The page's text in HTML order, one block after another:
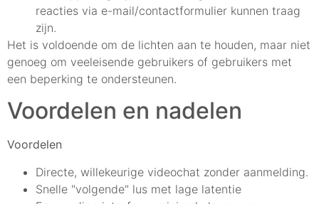
reacties via e-mail/contactformulier kunnen traag
zijn.
Het is voldoende om de lichten aan te houden, maar niet
genoeg om veeleisende gebruikers of gebruikers met
een beperking te ondersteunen.
Voordelen en nadelen
Voordelen
Directe, willekeurige videochat zonder aanmelding.
Snelle "volgende" lus met lage latentie